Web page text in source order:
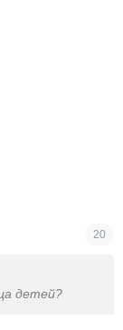
20
детей?